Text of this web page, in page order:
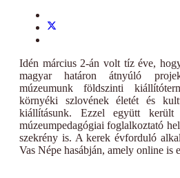
Idén március 2-án volt tíz éve,
magyar határon átnyúló
múzeumunk földszinti
környéki szlovének életét és
kiállításunk. Ezzel együtt került
múzeumpedagógiai foglalkoztató
szekrény is. A kerek évforduló
Vas Népe hasábján, amely online is